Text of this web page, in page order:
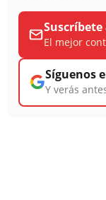
El mejor
Síguenos
Y verás